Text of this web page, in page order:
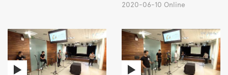
2020-06-10 Online